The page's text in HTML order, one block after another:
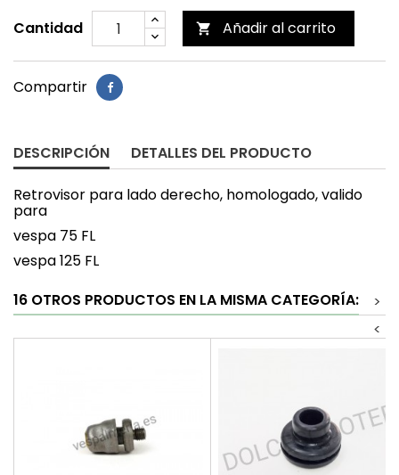
Cantidad
 Añadir al carrito
Compartir
DESCRIPCIÓN DETALLES DEL PRODUCTO
Retrovisor para lado derecho, homologado, valido
para
vespa 75 FL
vespa 125 FL
16 OTROS PRODUCTOS EN LA MISMA CATEGORÍA:
>
<